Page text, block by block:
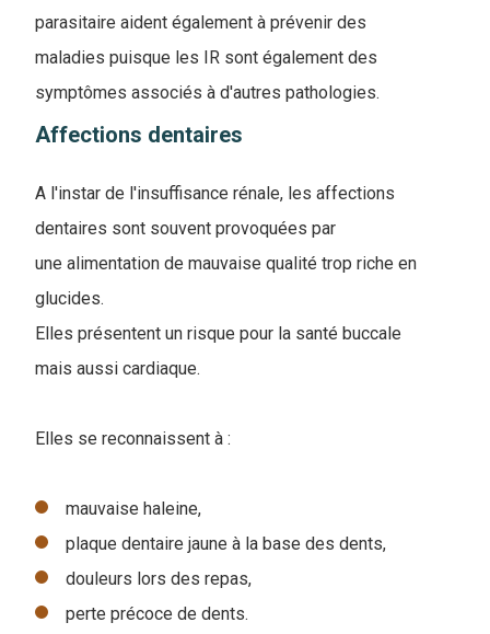
parasitaire aident également à prévenir des
maladies puisque les IR sont également des
symptômes associés à d'autres pathologies.
Affections dentaires
A l'instar de l'insuffisance rénale, les affections
dentaires sont souvent provoquées par
une alimentation de mauvaise qualité trop riche en
glucides.
Elles présentent un risque pour la santé buccale
mais aussi cardiaque.
Elles se reconnaissent à :
mauvaise haleine,
plaque dentaire jaune à la base des dents,
douleurs lors des repas,
perte précoce de dents.